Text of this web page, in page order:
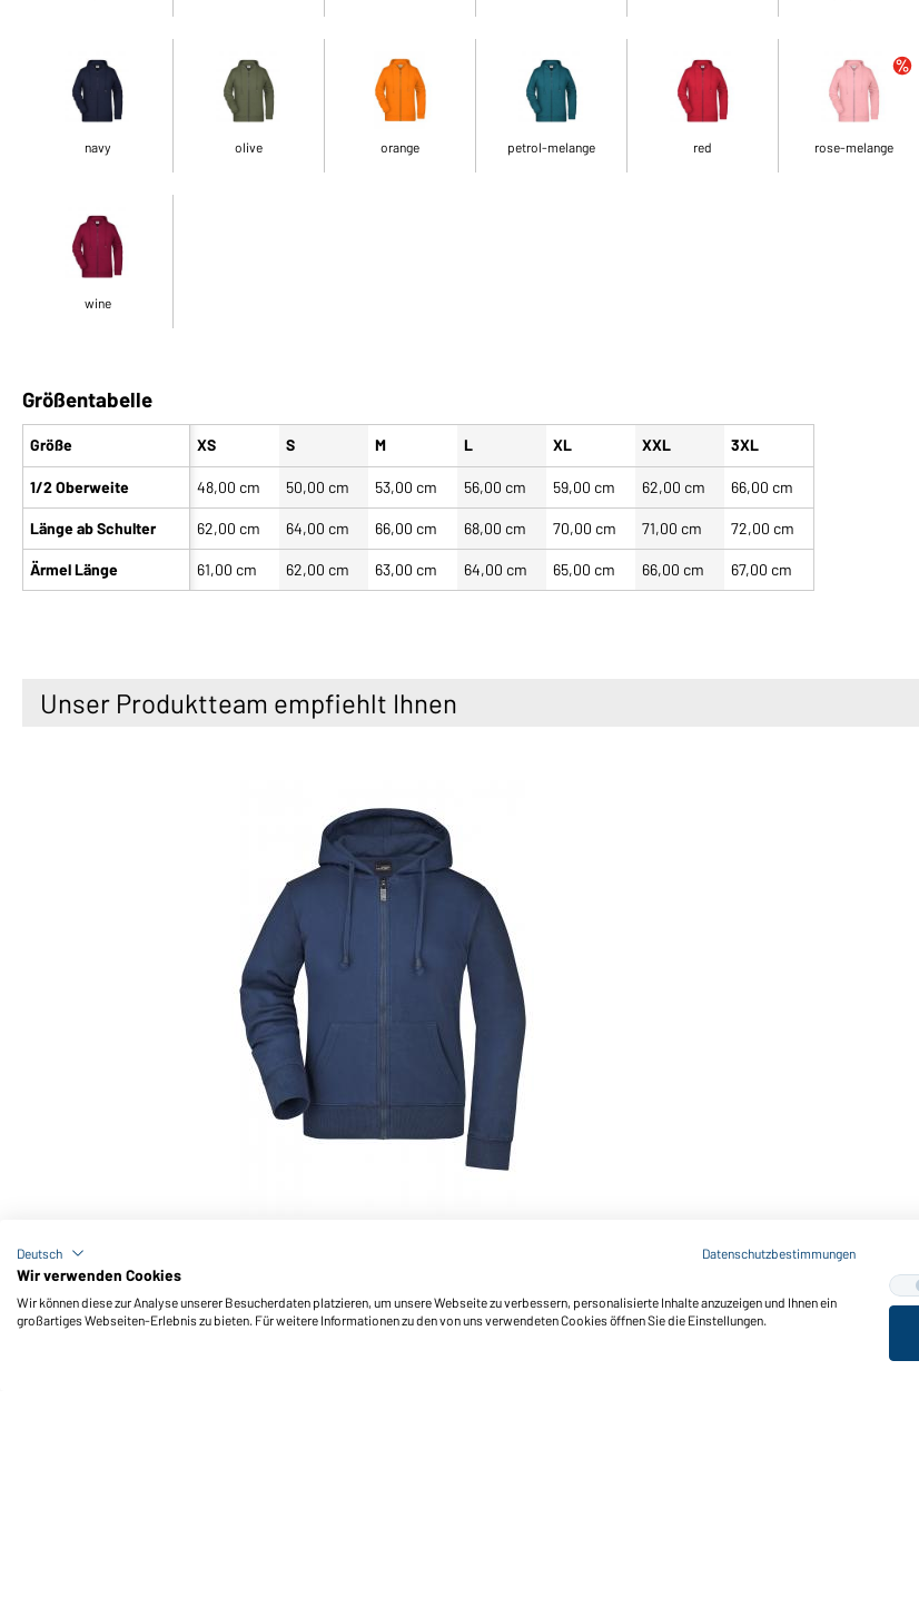
navy olive orange petrol-melange red rose-melange
wine
Größentabelle
Größe
1/2 Oberweite
Länge ab Schulter
Ärmel Länge
XS S M L XL XXL 3XL
48,00 cm 50,00 cm 53,00 cm 56,00 cm 59,00 cm 62,00 cm 66,00 cm
62,00 cm 64,00 cm 66,00 cm 68,00 cm 70,00 cm 71,00 cm 72,00 cm
61,00 cm 62,00 cm 63,00 cm 64,00 cm 65,00 cm 66,00 cm 67,00 cm
Unser Produktteam empfiehlt Ihnen
Ladies' Hooded Jacket (navy)
Deutsch Datenschutzbestimmungen
Wir verwenden Cookies
Wir können diese zur Analyse unserer Besucherdaten platzieren, um unsere Webseite zu verbessern, personalisierte Inhalte anzuzeigen und Ihnen ein
großartiges Webseiten-Erlebnis zu bieten. Für weitere Informationen zu den von uns verwendeten Cookies öffnen Sie die Einstellungen.